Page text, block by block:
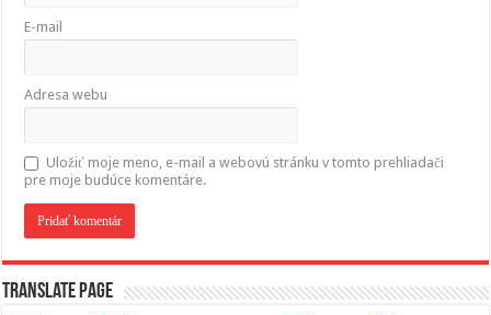
E-mail
Adresa webu
Uložiť moje meno, e-mail a webovú stránku v tomto prehliadači
pre moje budúce komentáre.
Translate page